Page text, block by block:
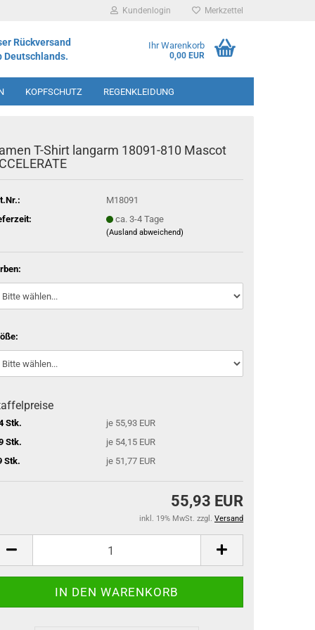
Kundenlogin Merkzettel
Rückversand
Deutschlands.
Ihr Warenkorb
0,00 EUR
KOPFSCHUTZ REGENKLEIDUNG
T-Shirt langarm 18091-810 Mascot
M18091
ca. 3-4 Tage
(Ausland abweichend)
Stk.
je 55,93 EUR
Stk.
je 54,15 EUR
Stk.
je 51,77 EUR
55,93 EUR
inkl. 19% MwSt. zzgl. Versand